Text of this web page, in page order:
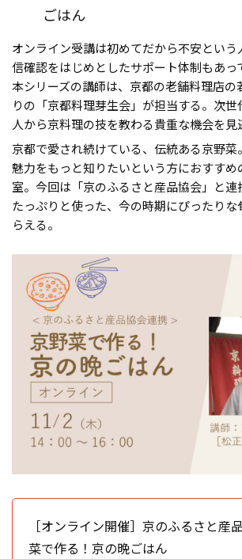
ごはん
オンライン受講は初めてだから不安という
信確認をはじめとしたサポート体制もあっ
本シリーズの講師は、京都の老舗料理店の
りの「京都料理芽生会」が担当する。次
人から京料理の技を教わる貴重な機会を見
京都で愛され続けている、伝統ある京野菜
魅力をもっと知りたいという方におすす
室。今回は「京のふるさと産品協会」と連
たっぷりと使った、今の時期にぴったりな
らえる。
［オンライン開催］京のふるさと産
菜で作る！京の晩ごはん